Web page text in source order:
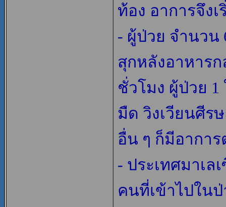
ท้อง อาการจึง
- ผู้ป่วย จำนวน
สุกหลังอาหาร
ชั่วโมง ผู้ป่วย
มืด วิงเวียนศีร
อื่น ๆ ก็มีอากา
- ประเทศมาเล
คนที่เข้าไปใน